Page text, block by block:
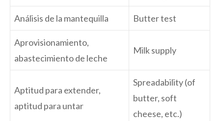
Análisis de la mantequilla Butter test
Aprovisionamiento,
abastecimiento de leche
Milk supply
Aptitud para extender,
aptitud para untar
Spreadability (of
butter, soft
cheese, etc.)